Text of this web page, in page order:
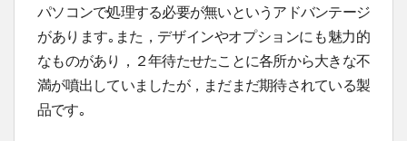
パソコンで処理する必要が無いというアドバンテージ
があります｡また，デザインやオプションにも魅力的
なものがあり，２年待たせたことに各所から大きな不
満が噴出していましたが，まだまだ期待されている製
品です｡